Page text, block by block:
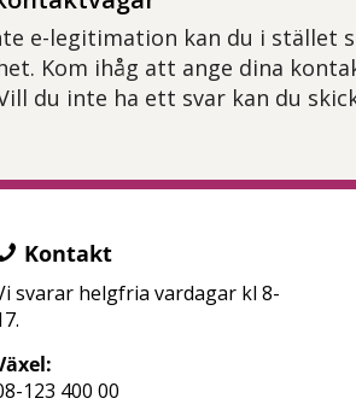
e-legitimation kan du i stället
Kom ihåg att ange dina
du inte ha ett svar kan du
Kontakt
svarar helgfria vardagar kl 8-
123 400 00